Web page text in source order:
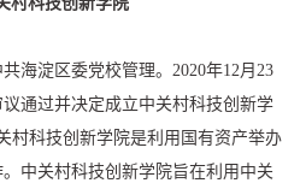
海淀区委党校管理。2020年12月23
通过并决定成立中关村科技创新学
村科技创新学院是利用国有资产举办
中关村科技创新学院旨在利用中关